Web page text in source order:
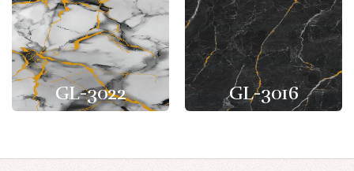
GL-3022 GL-3016